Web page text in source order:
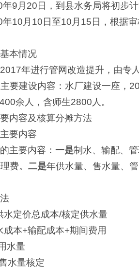
年9月20日，到县水务局将初步
年10月10日至10月15日，根据
本情况
年进行管网改造提升，由专
要建设内容：水厂建设一座，
余人，含师生2800人。
内容及核算分摊方法
要内容
主要内容： 一是制水、输配、
费。 二是年供水量、售水量、
水定价总成本/核定供水量
成本+输配成本+期间费用
水量
水量核定